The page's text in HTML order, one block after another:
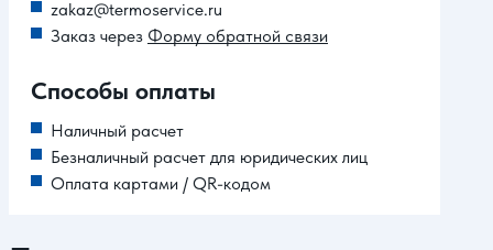
zakaz@termoservice.ru
Заказ через Форму обратной связи
Способы оплаты
Наличный расчет
Безналичный расчет для юридических лиц
Оплата картами / QR-кодом